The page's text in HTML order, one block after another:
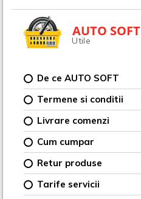
AUTO SOFT
Utile
De ce AUTO SOFT
Termene si conditii
Livrare comenzi
Cum cumpar
Retur produse
Tarife servicii